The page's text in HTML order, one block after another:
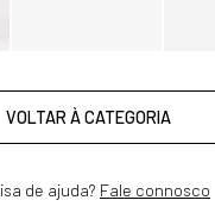
VOLTAR À CATEGORIA
de ajuda? Fale connosco